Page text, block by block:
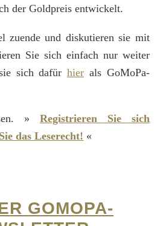
der Goldpreis entwickelt.
zuende und diskutieren sie mit
Sie sich einfach nur weiter
sich dafürhier als GoMoPa-
» Registrieren Sie sich
das Leserecht! «
GOMOPA-